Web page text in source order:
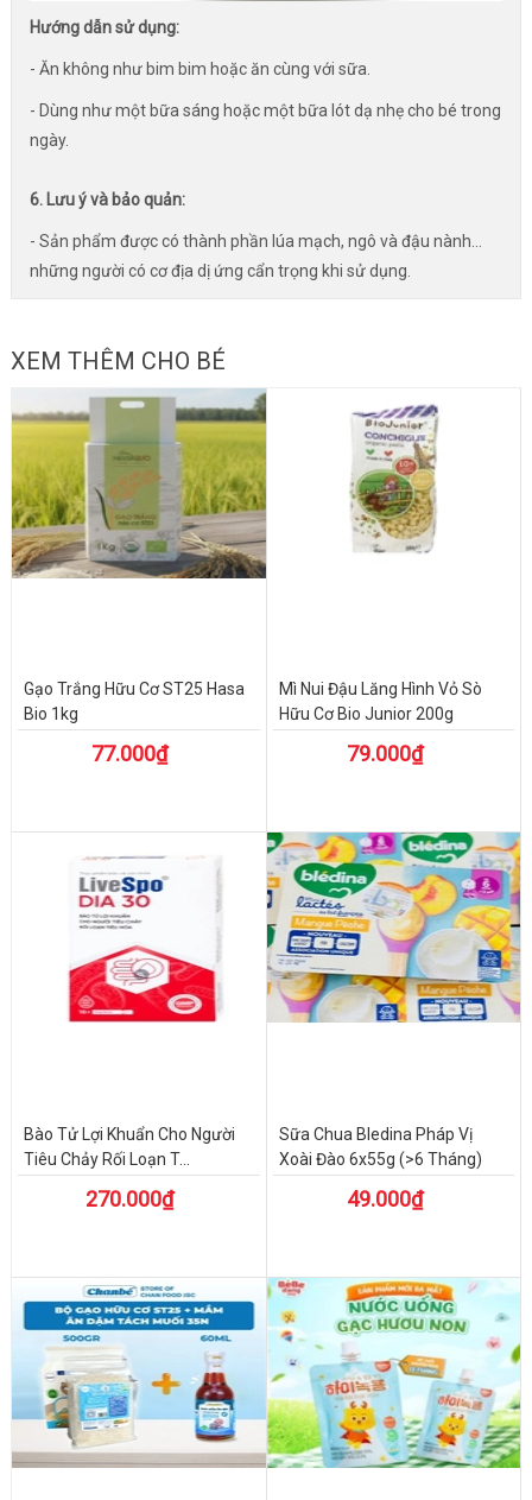
Hướng dẫn sử dụng:
- Ăn không như bim bim hoặc ăn cùng với sữa.
- Dùng như một bữa sáng hoặc một bữa lót dạ nhẹ cho bé trong
ngày.
6. Lưu ý và bảo quản:
- Sản phẩm được có thành phần lúa mạch, ngô và đậu nành…
những người có cơ địa dị ứng cẩn trọng khi sử dụng.
XEM THÊM CHO BÉ
Gạo Trắng Hữu Cơ ST25 Hasa
Bio 1kg
77.000₫
Mì Nui Đậu Lăng Hình Vỏ Sò
Hữu Cơ Bio Junior 200g
79.000₫
Bào Tử Lợi Khuẩn Cho Người
Tiêu Chảy Rối Loạn T...
270.000₫
Sữa Chua Bledina Pháp Vị
Xoài Đào 6x55g (>6 Tháng)
49.000₫